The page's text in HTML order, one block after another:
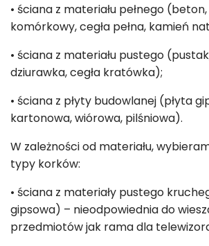
• ściana z materiału pełnego
komórkowy, cegła pełna, kamień
• ściana z materiału pustego
dziurawka, cegła kratówka);
• ściana z płyty budowlanej (płyta
kartonowa, wiórowa, pilśniowa).
W zależności od materiału,
typy korków:
• ściana z materiały pustego
gipsowa) – nieodpowiednia do
przedmiotów jak rama dla